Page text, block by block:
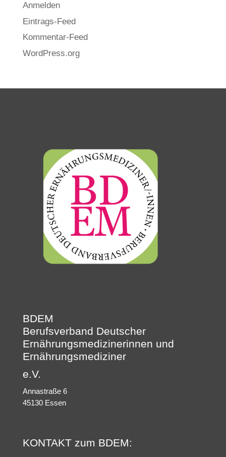
Anmelden
Eintrags-Feed
Kommentar-Feed
WordPress.org
BDEM
Berufsverband Deutscher
Ernährungsmedizinerinnen und
Ernährungsmediziner
e.V.
Annastraße 6
45130 Essen
KONTAKT zum BDEM: